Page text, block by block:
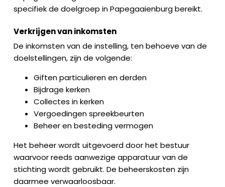
specifiek de doelgroep in Papegaaienburg bereikt.
Verkrijgen van inkomsten
De inkomsten van de instelling, ten behoeve van de
doelstellingen, zijn de volgende:
Giften particulieren en derden
Bijdrage kerken
Collectes in kerken
Vergoedingen spreekbeurten
Beheer en besteding vermogen
Het beheer wordt uitgevoerd door het bestuur
waarvoor reeds aanwezige apparatuur van de
stichting wordt gebruikt. De beheerskosten zijn
daarmee verwaarloosbaar.